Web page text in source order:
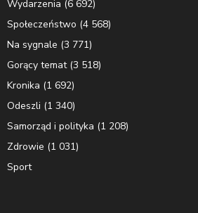
Wydarzenia (6 692)
Społeczeństwo (4 568)
Na sygnale (3 771)
Gorący temat(3 518)
Kronika (1 692)
Odeszli (1 340)
Samorząd i polityka (1 208)
Zdrowie (1 031)
Sport